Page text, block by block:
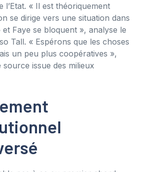
l’Etat. « Il est théoriquement
se dirige vers une situation dans
Faye se bloquent », analyse le
Tall. « Espérons que les choses
un peu plus coopératives »,
issue des milieux